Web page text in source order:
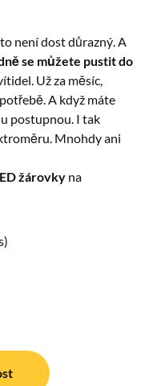
není dost důrazný. A
se můžete pustit do
Už za měsíc,
A když máte
postupnou. I tak
Mnohdy ani
žárovky na